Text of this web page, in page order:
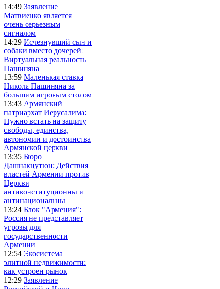
14:49 Заявление
Матвиенко является
очень серьезным
сигналом
14:29 Исчезнувший сын и
собаки вместо дочерей:
Виртуальная реальность
Пашиняна
13:59 Маленькая ставка
Никола Пашиняна за
большим игровым столом
13:43 Армянский
патриархат Иерусалима:
Нужно встать на защиту
свободы, единства,
автономии и достоинства
Армянской церкви
13:35 Бюро
Дашнакцутюн: Действия
властей Армении против
Церкви
антиконституционны и
антинациональны
13:24 Блок "Армения":
Россия не представляет
угрозы для
государственности
Армении
12:54 Экосистема
элитной недвижимости:
как устроен рынок
12:29 Заявление